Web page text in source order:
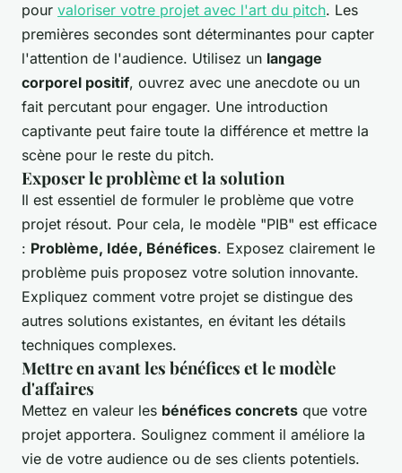
pour valoriser votre projet avec l'art du pitch. Les
premières secondes sont déterminantes pour capter
l'attention de l'audience. Utilisez un langage
corporel positif, ouvrez avec une anecdote ou un
fait percutant pour engager. Une introduction
captivante peut faire toute la différence et mettre la
scène pour le reste du pitch.
Exposer le problème et la solution
Il est essentiel de formuler le problème que votre
projet résout. Pour cela, le modèle "PIB" est efficace
: Problème, Idée, Bénéfices. Exposez clairement le
problème puis proposez votre solution innovante.
Expliquez comment votre projet se distingue des
autres solutions existantes, en évitant les détails
techniques complexes.
Mettre en avant les bénéfices et le modèle
d'affaires
Mettez en valeur les bénéfices concrets que votre
projet apportera. Soulignez comment il améliore la
vie de votre audience ou de ses clients potentiels.